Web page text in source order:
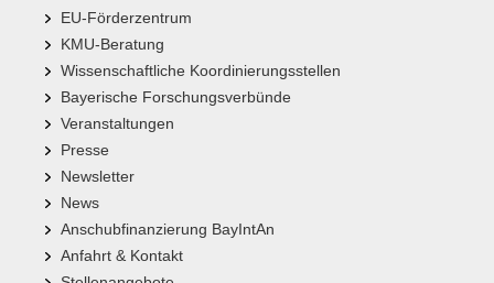
EU-Förderzentrum
KMU-Beratung
Wissenschaftliche Koordinierungsstellen
Bayerische Forschungsverbünde
Veranstaltungen
Presse
Newsletter
News
Anschubfinanzierung BayIntAn
Anfahrt & Kontakt